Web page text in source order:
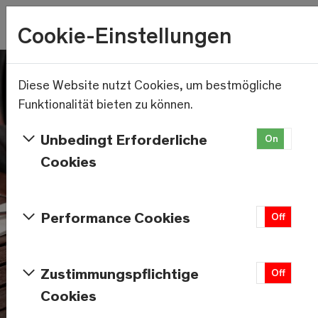
Skip to main content
19.1°C
Wetter
Cookie-Einstellungen
Diese Website nutzt Cookies, um bestmögliche
Funktionalität bieten zu können.
Unbedingt Erforderliche
Cookies
On
Performance Cookies Off
Zustimmungspflichtige
Cookies
Off